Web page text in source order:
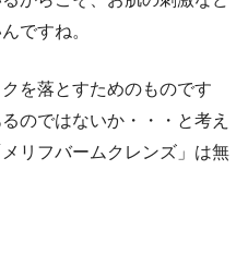
ですね。
を落とすためのものです
のではないか・・・と考え
リフバームクレンズ」は無